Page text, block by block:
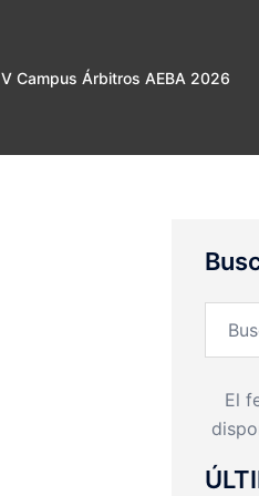
V Campus Árbitros AEBA 2026
El